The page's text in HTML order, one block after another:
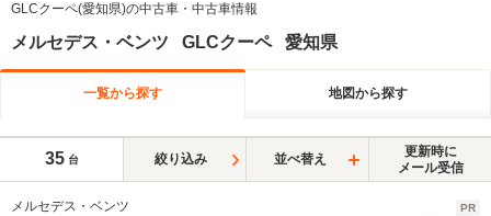
GLCクーペ(愛知県)の中古車・中古車情報
メルセデス・ベンツ GLCクーペ 愛知県
一覧から探す 地図から探す
35 台 絞り込み 並べ替え
更新時に
メール受信
メルセデス・ベンツ PR